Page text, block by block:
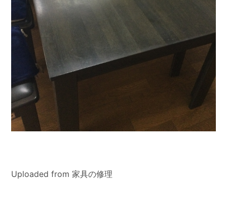
Uploaded from 家具の修理